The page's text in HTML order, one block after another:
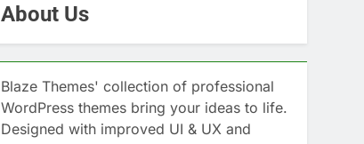
About Us
Blaze Themes' collection of professional
WordPress themes bring your ideas to life.
Designed with improved UI & UX and